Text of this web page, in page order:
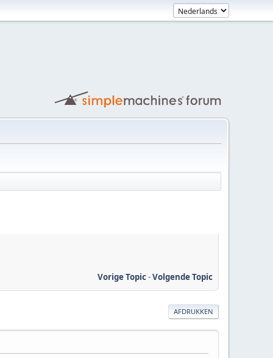
Vorige Topic-Volgende Topic
AFDRUKKEN